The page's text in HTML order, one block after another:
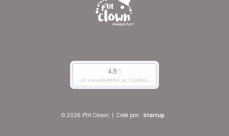
© 2026 P'tit Clown | Créé par : Startup